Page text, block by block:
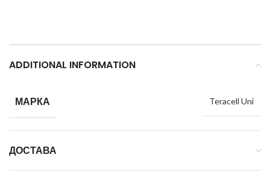
ADDITIONAL INFORMATION
МАРКА Teracell Uni
ДОСТАВА